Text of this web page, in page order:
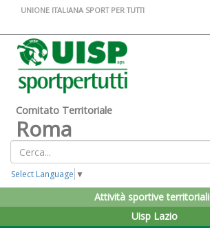
UNIONE ITALIANA SPORT PER TUTTI
Comitato Territoriale
Roma
Select Language ▼
Attività sportive territoriali
Uisp Lazio